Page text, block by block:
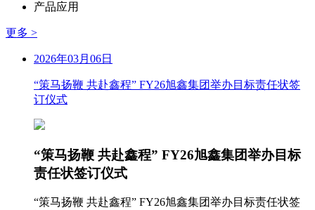
产品应用
更多 >
2026年03月06日
“策马扬鞭 共赴鑫程” FY26旭鑫集团举办目标责任状签
订仪式
“策马扬鞭 共赴鑫程” FY26旭鑫集团举办目标
责任状签订仪式
“策马扬鞭 共赴鑫程” FY26旭鑫集团举办目标责任状签